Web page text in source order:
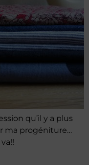
qu’il y a plus
ma progéniture…